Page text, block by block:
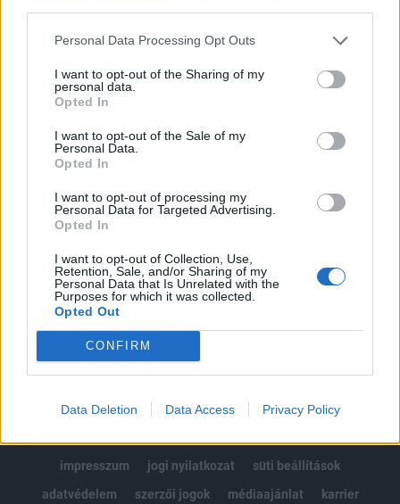
Personal Data Processing Opt Outs
I want to opt-out of the Sharing of my
personal data.
Opted In
I want to opt-out of the Sale of my
Personal Data.
Opted In
I want to opt-out of processing my
Personal Data for Targeted Advertising.
Opted In
I want to opt-out of Collection, Use,
Retention, Sale, and/or Sharing of my
Personal Data that Is Unrelated with the
Purposes for which it was collected.
Opted Out
CONFIRM
Data Deletion Data Access Privacy Policy
KEDVES OLVASÓNK!
A keresett cikk a portfolio.hu hírarchívumához
tartozik, melynek olvasása előfizetéses
regisztrációhoz kötött.
Portfolio.hu teljes cikkarchívum
Kötéslisták: BÉT elmúlt 2 év napon belüli
MÁR ELŐFIZETŐNK VAGY?BEJELENTKEZÉS
impresszum
jogi nyilatkozat
süti beállítások
adatvédelem
szerzői jogok médiaajánlat karrier